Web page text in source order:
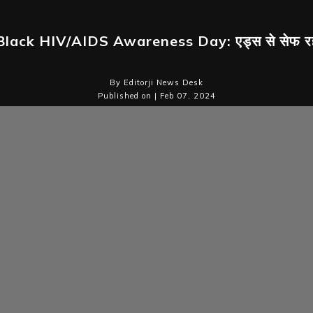
HIV/AIDS Awareness Day: एड्स से सेफ
By Editorji News Desk
Published on | Feb 07, 2024